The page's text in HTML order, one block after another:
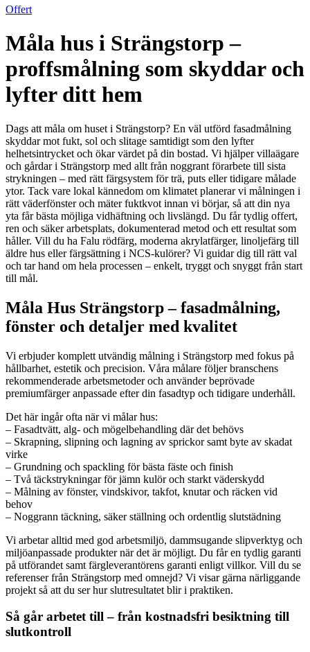
Offert
Måla hus i Strängstorp –
proffsmålning som skyddar och
lyfter ditt hem
Dags att måla om huset i Strängstorp? En väl utförd fasadmålning
skyddar mot fukt, sol och slitage samtidigt som den lyfter
helhetsintrycket och ökar värdet på din bostad. Vi hjälper villaägare
och gårdar i Strängstorp med allt från noggrant förarbete till sista
strykningen – med rätt färgsystem för trä, puts eller tidigare målade
ytor. Tack vare lokal kännedom om klimatet planerar vi målningen i
rätt väderfönster och mäter fuktkvot innan vi börjar, så att din nya
yta får bästa möjliga vidhäftning och livslängd. Du får tydlig offert,
ren och säker arbetsplats, dokumenterad metod och ett resultat som
håller. Vill du ha Falu rödfärg, moderna akrylatfärger, linoljefärg till
äldre hus eller färgsättning i NCS-kulörer? Vi guidar dig till rätt val
och tar hand om hela processen – enkelt, tryggt och snyggt från start
till mål.
Måla Hus Strängstorp – fasadmålning,
fönster och detaljer med kvalitet
Vi erbjuder komplett utvändig målning i Strängstorp med fokus på
hållbarhet, estetik och precision. Våra målare följer branschens
rekommenderade arbetsmetoder och använder beprövade
premiumfärger anpassade efter din fasadtyp och tidigare underhåll.
Det här ingår ofta när vi målar hus:
– Fasadtvätt, alg- och mögelbehandling där det behövs
– Skrapning, slipning och lagning av sprickor samt byte av skadat
virke
– Grundning och spackling för bästa fäste och finish
– Två täckstrykningar för jämn kulör och starkt väderskydd
– Målning av fönster, vindskivor, takfot, knutar och räcken vid
behov
– Noggrann täckning, säker ställning och ordentlig slutstädning
Vi arbetar alltid med god arbetsmiljö, dammsugande slipverktyg och
miljöanpassade produkter när det är möjligt. Du får en tydlig garanti
på utförandet samt färgleverantörens garanti enligt villkor. Vill du se
referenser från Strängstorp med omnejd? Vi visar gärna närliggande
projekt så att du ser hur slutresultatet blir i praktiken.
Så går arbetet till – från kostnadsfri besiktning till
slutkontroll